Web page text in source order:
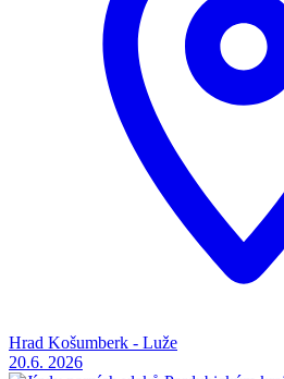
Hrad Košumberk - Luže
20.6. 2026